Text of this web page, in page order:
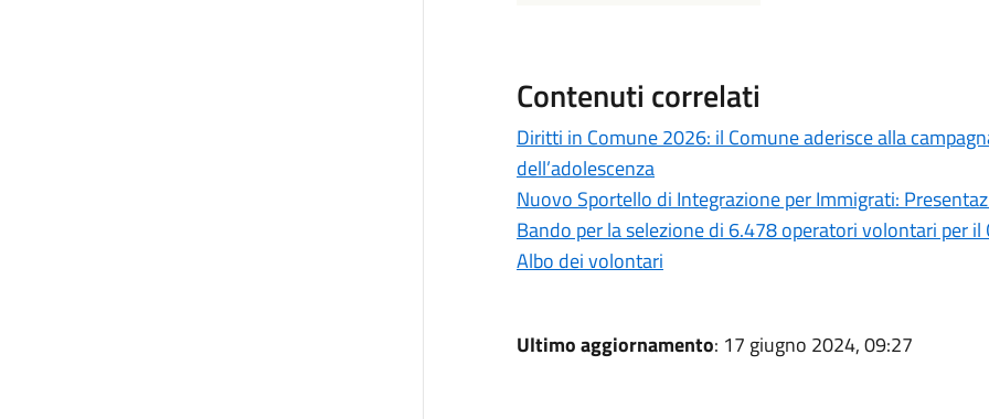
Contenuti correlati
Diritti in Comune 2026: il Comune aderisce alla
dell’adolescenza
Nuovo Sportello di Integrazione per Immigrati:
Bando per la selezione di 6.478 operatori volontari per il
Albo dei volontari
Ultimo aggiornamento: 17 giugno 2024, 09:27